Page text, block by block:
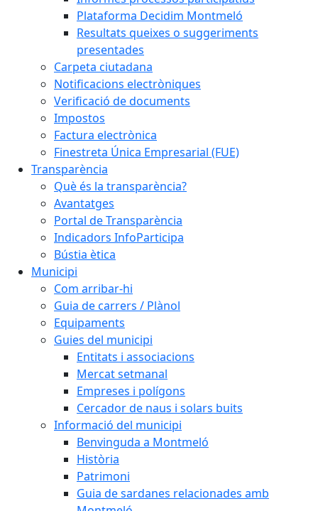
Plataforma Decidim Montmeló
Resultats queixes o suggeriments
presentades
Carpeta ciutadana
Notificacions electròniques
Verificació de documents
Impostos
Factura electrònica
Finestreta Única Empresarial (FUE)
Transparència
Què és la transparència?
Avantatges
Portal de Transparència
Indicadors InfoParticipa
Bústia ètica
Municipi
Com arribar-hi
Guia de carrers / Plànol
Equipaments
Guies del municipi
Entitats i associacions
Mercat setmanal
Empreses i polígons
Cercador de naus i solars buits
Informació del municipi
Benvinguda a Montmeló
Història
Patrimoni
Guia de sardanes relacionades amb